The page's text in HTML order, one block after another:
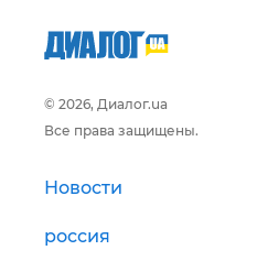
© 2026, Диалог.ua
Все права защищены.
Новости
россия